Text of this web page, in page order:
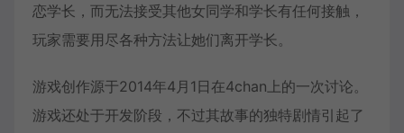
恋学长，而无法接受其他女同学和学长有任何接触，
玩家需要用尽各种方法让她们离开学长。
游戏创作源于2014年4月1日在4chan上的一次讨论。
游戏还处于开发阶段，不过其故事的独特剧情引起了